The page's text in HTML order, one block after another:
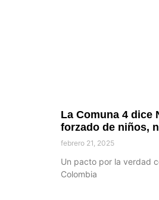
La Comuna 4 dice
forzado de niños,
febrero 21, 2025
Un pacto por la verdad
Colombia